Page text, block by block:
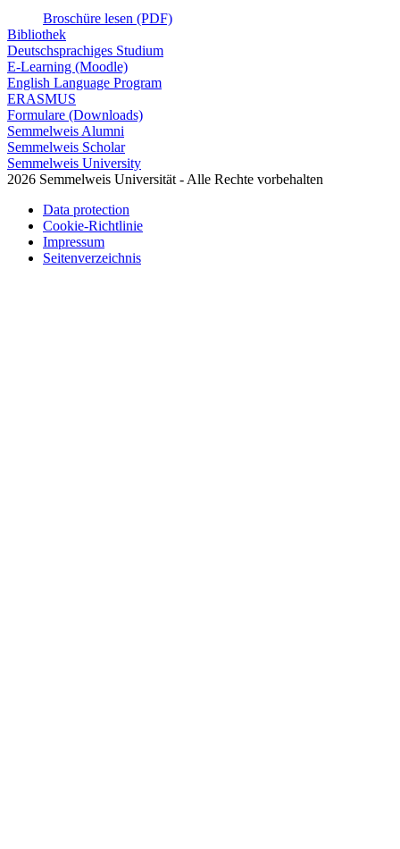
Broschüre lesen (PDF)
Bibliothek
Deutschsprachiges Studium
E-Learning (Moodle)
English Language Program
ERASMUS
Formulare (Downloads)
Semmelweis Alumni
Semmelweis Scholar
Semmelweis University
2026 Semmelweis Universität - Alle Rechte vorbehalten
Data protection
Cookie-Richtlinie
Impressum
Seitenverzeichnis